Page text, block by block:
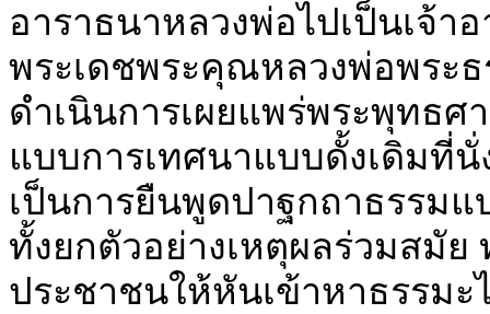
อาราธนาหลวงพ่อไปเป็นเจ้า
พระเดชพระคุณหลวงพ่อพระ
ดำเนินการเผยแพร่พระพุทธ
แบบการเทศนาแบบดั้งเดิมที่
เป็นการยืนพูดปาฐกถาธรรม
ทั้งยกตัวอย่างเหตุผลร่วมสมั
ประชาชนให้หันเข้าหาธรรมะ